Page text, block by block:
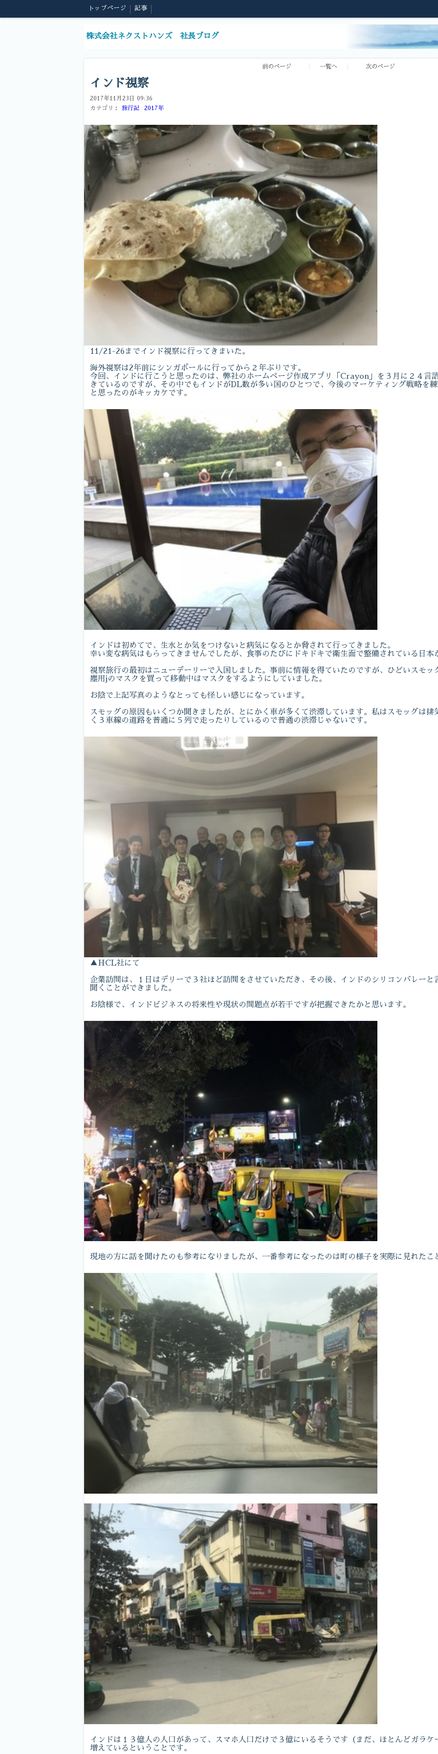
トップページ 記事
株式会社ネクストハンズ 社長ブログ
前のページ 一覧へ 次のページ
インド視察
2017年11月23日 09:36
カテゴリ：
旅行記 2017年
11/21-26までインド視察に行ってきまいた。
海外視察は2年前にシンガポールに行ってから２年ぶりです。
今回、インドに行こうと思ったのは、弊社のホームページ作成アプリ「Crayon」を３月に２４言
きているのですが、その中でもインドがDL数が多い国のひとつで、今後のマーケティング戦略を
と思ったのがキッカケです。
インドは初めてで、生水とか気をつけないと病気になるとか脅されて行ってきました。
幸い変な病気はもらってきませんでしたが、食事のたびにドキドキで衛生面で整備されている日本
視察旅行の最初はニューデーリーで入国しました。事前に情報を得ていたのですが、ひどいスモ
塵用jのマスクを買って移動中はマスクをするようにしていました。
お陰で上記写真のようなとっても怪しい感じになっています。
スモッグの原因もいくつか聞きましたが、とにかく車が多くて渋滞しています。私はスモッグは
く３車線の道路を普通に５列で走ったりしているので普通の渋滞じゃないです。
▲HCL社にて
企業訪問は、１日はデリーで３社ほど訪問をさせていただき、その後、インドのシリコンバレーと
聞くことができました。
お陰様で、インドビジネスの将来性や現状の問題点が若干ですが把握できたかと思います。
現地の方に話を聞けたのも参考になりましたが、一番参考になったのは町の様子を実際に見れたこ
インドは１３億人の人口があって、スマホ人口だけで３億にいるそうです（まだ、ほとんどガラ
増えているということです。